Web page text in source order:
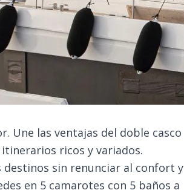
Une las ventajas del doble casco
ricos y variados.
sin renunciar al confort y
en 5 camarotes con 5 baños a